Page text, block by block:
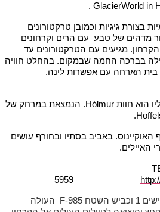
בצורת גיגיות וכמובן טרקטורונים
מדהים של טבע עם הרים וקרחונים
מגיעים עם הטרקטורונים עד
בברכה החמה שבמקום. בהחלט חוויה
הארחה עם אפשרות לינה.
המקום הבא שכדאי לדעת עליו הוא חוות Hólmur. הנמצאת במרחק של
באביב בסתיו ובחורף עושים
האיילים.
5959
המקום הבא הוא מפגש הכבישים 1 וכביש השטח F-985 העולה